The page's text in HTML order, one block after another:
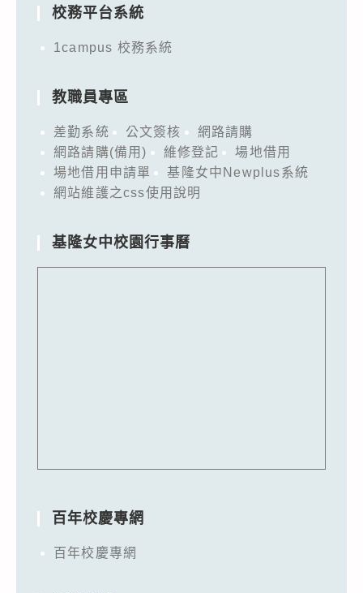
校務平台系統
1campus 校務系統
教職員專區
差勤系統 公文簽核
網路請購
網路請購(備用)
維修登記
場地借用
場地借用申請單
基隆女中Newplus系統
網站維護之css使用說明
基隆女中校園行事曆
百年校慶專網
百年校慶專網